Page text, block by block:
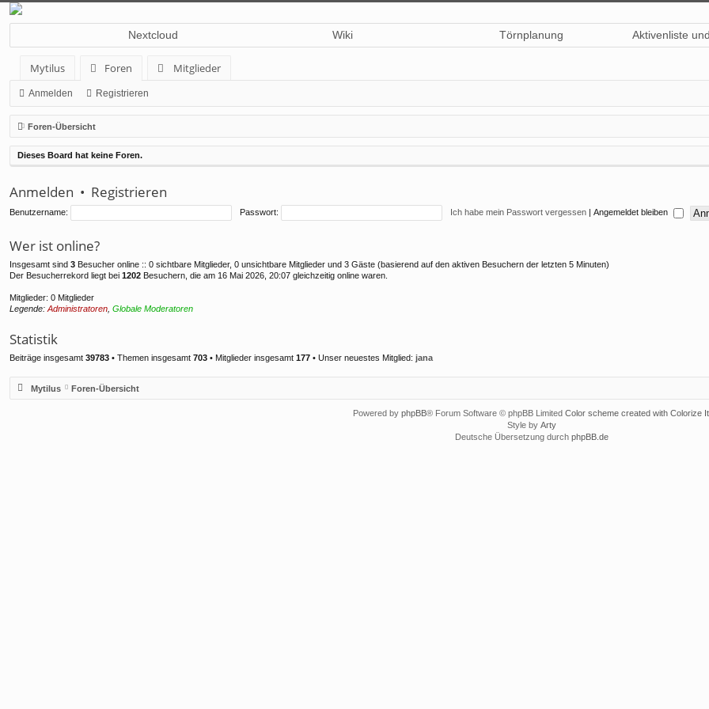
Nextcloud Wiki Törnplanung Aktivenliste
Mytilus Foren
Mitglieder
Anmelden Registrieren
Foren-Übersicht
Dieses Board hat keine Foren.
Anmelden • Registrieren
Benutzername: Passwort: Ich habe mein Passwort vergessen | Angemeldet bleiben
Wer ist online?
Insgesamt sind 3 Besucher online :: 0 sichtbare Mitglieder, 0 unsichtbare Mitglieder und 3 Gäste (basierend auf den aktiven Besuchern der letzten 5 Minuten)
Der Besucherrekord liegt bei 1202 Besuchern, die am 16 Mai 2026, 20:07 gleichzeitig online waren.
Mitglieder: 0 Mitglieder
Legende: Administratoren Globale Moderatoren
Statistik
Beiträge insgesamt 39783 • Themen insgesamt 703 • Mitglieder insgesamt 177 • Unser neuestes Mitglied: jana
Mytilus Foren-Übersicht
Powered by phpBB® Forum Software © phpBB Limited Color scheme created with Colorize It.
Style by Arty
Deutsche Übersetzung durch phpBB.de